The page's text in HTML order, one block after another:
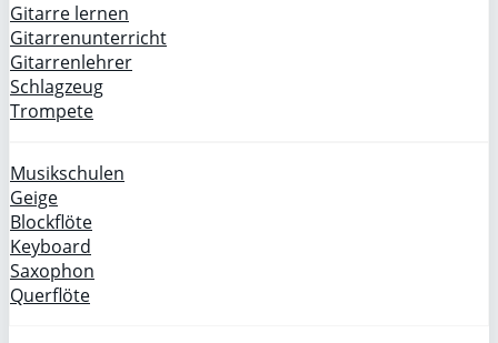
Gitarre lernen
Gitarrenunterricht
Gitarrenlehrer
Schlagzeug
Trompete
Musikschulen
Geige
Blockflöte
Keyboard
Saxophon
Querflöte